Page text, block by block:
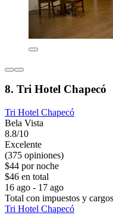
8. Tri Hotel Chapecó
Tri Hotel Chapecó
Bela Vista
8.8/10
Excelente
(375 opiniones)
$44 por noche
$46 en total
16 ago - 17 ago
Total con impuestos y cargos
Tri Hotel Chapecó